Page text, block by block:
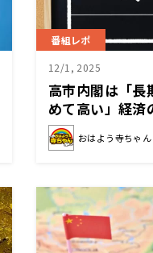
番組レポ
12/1, 2025
高市内閣は「長
めて高い」経済
おはよう寺ちゃん